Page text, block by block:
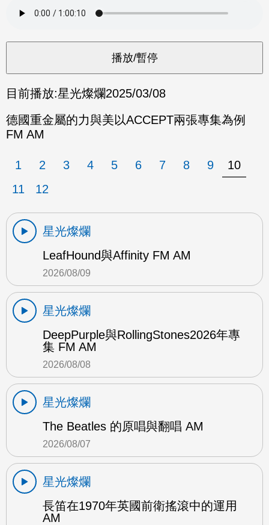
目前播放:星光燦爛2025/03/08
德國重金屬的力與美以ACCEPT兩張專集為例
FM AM
1 2 3 4 5 6 7 8 9
10
11
12
星光燦爛
LeafHound與Affinity FM AM
2026/08/09
星光燦爛
DeepPurple與RollingStones2026年專
集 FM AM
2026/08/08
星光燦爛
The Beatles 的原唱與翻唱 AM
2026/08/07
星光燦爛
長笛在1970年英國前衛搖滾中的運用
AM